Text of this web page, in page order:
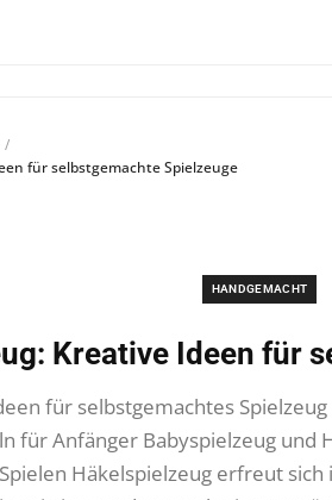
für selbstgemachte Spielzeuge
HANDGEMACHT
Kreative Ideen für
für selbstgemachtes
für Anfänger Babyspielzeug und
Häkelspielzeug erfreut